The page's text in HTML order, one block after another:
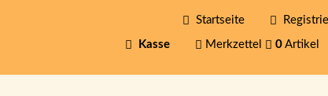
Startseite
Kasse Merkzettel 0 Artikel